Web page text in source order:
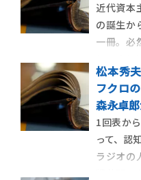
近代資本
の誕生か
一冊。必
る時間は
います
説！ 【
に訊け！
松本秀
フクロ
森永卓
1回表か
って、認
ラジオの